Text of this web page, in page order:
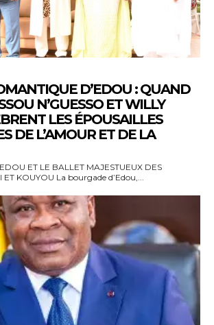
D’EDOU : QUAND
N’GUESSO ET WILLY
LES ÉPOUSAILLES
DE L’AMOUR ET DE LA
CULTURES MBOCHI ET KOUYOU La bourgade d’Edou,...